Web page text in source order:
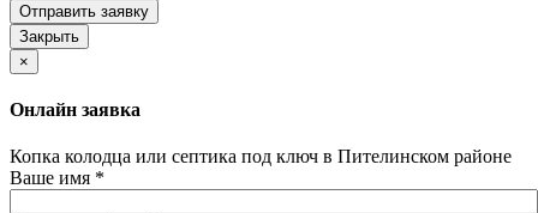
Отправить заявку
Закрыть
×
Онлайн заявка
Копка колодца или септика под ключ в Пителинском районе
Ваше имя *